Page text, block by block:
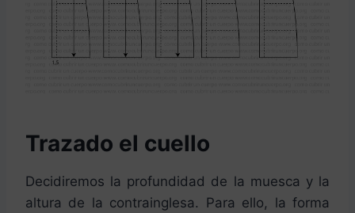
Trazado el cuello
Decidiremos la profundidad de la muesca y la
altura de la contrainglesa. Para ello, la forma